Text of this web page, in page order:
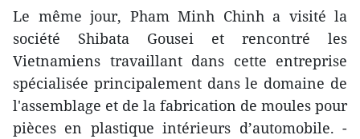
Le même jour, Pham Minh Chinh a visité la
société Shibata Gousei et rencontré les
Vietnamiens travaillant dans cette entreprise
spécialisée principalement dans le domaine de
l'assemblage et de la fabrication de moules pour
pièces en plastique intérieurs d’automobile. -